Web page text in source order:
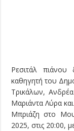
Ρεσιτάλ πιάνου
καθηγητή του
Τρικάλων,
Μαριάντα Λύρα
Μπριάζη στο
2025, στις 20:00,